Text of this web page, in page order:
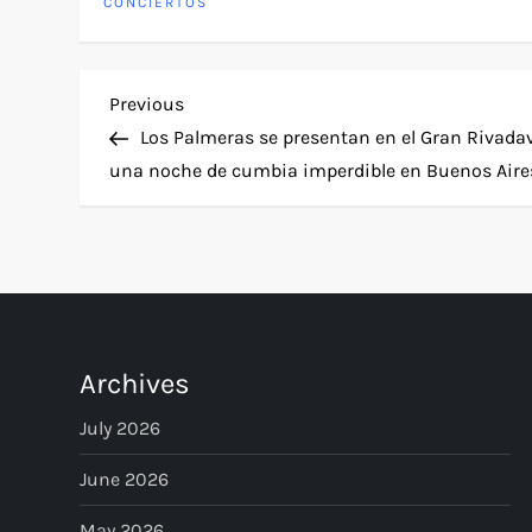
P
o
t
a
v
i
Previous
Post
Previous
Los Palmeras se presentan en el Gran
una noche de cumbia imperdible en Buenos
Archives
July 2026
June 2026